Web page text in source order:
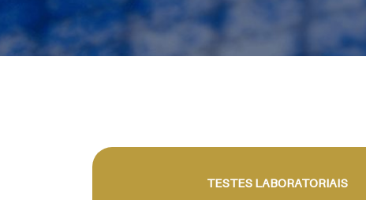
TESTES LABORATORIAIS